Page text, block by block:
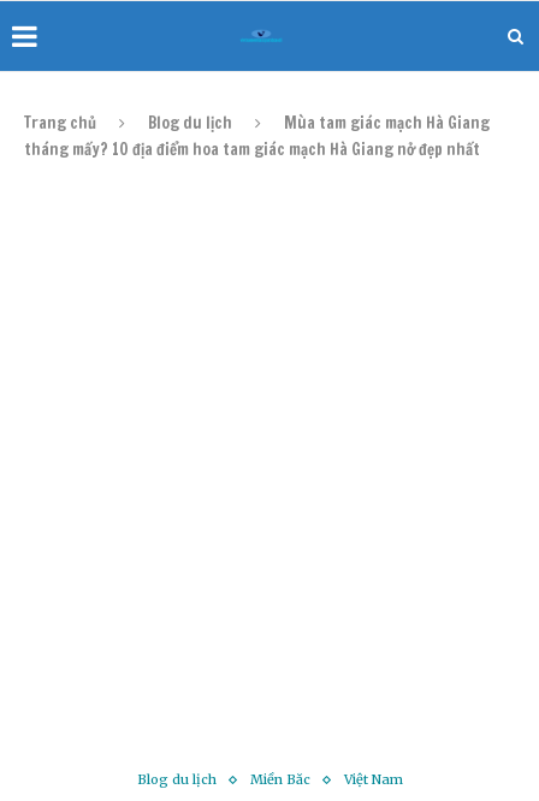
Trang chủ Blog du lịch
Mùa tam giác mạch Hà Giang
tháng mấy? 10 địa điểm hoa tam giác mạch Hà Giang nở đẹp nhất
Blog du lịch Miền Bắc Việt Nam